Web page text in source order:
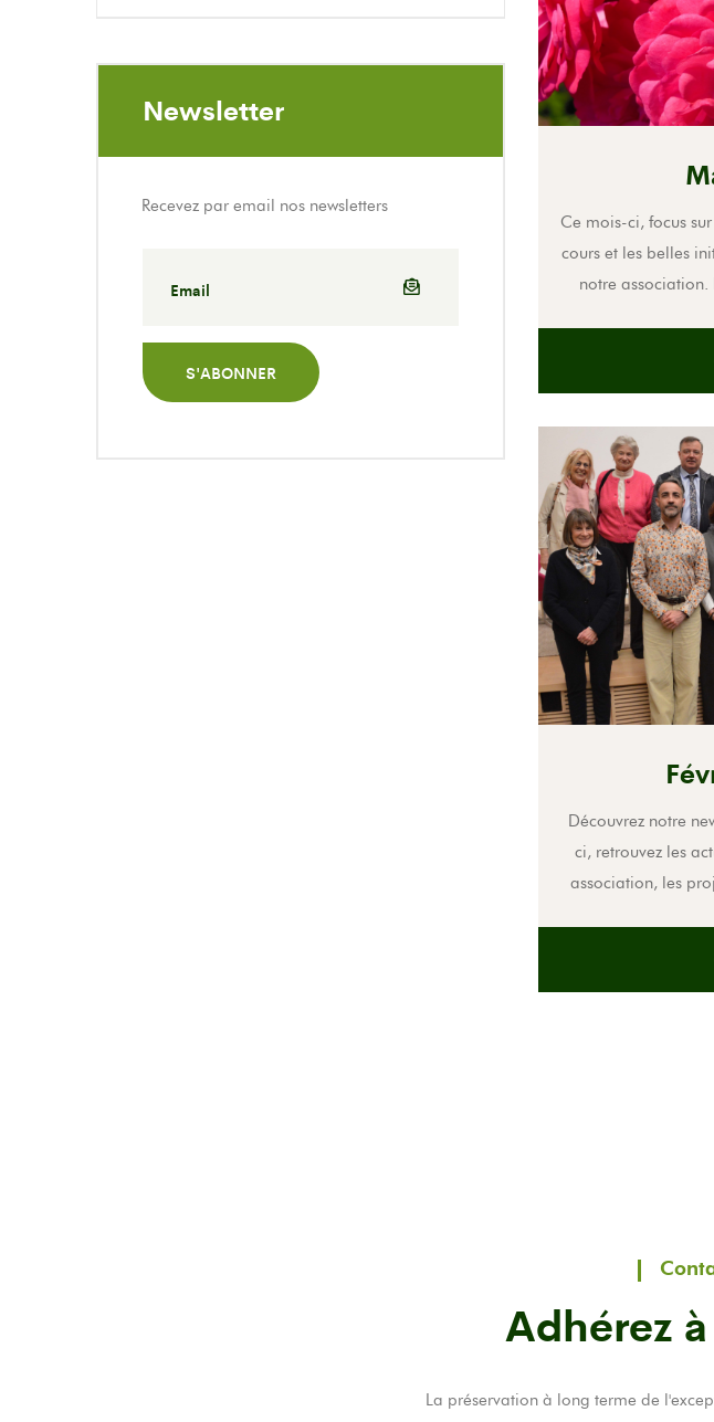
Newsletter
Recevez par email nos newsletters
S'ABONNER
Ce mois-ci, focus
cours et les belles
notre association.
Découvrez notre
ci, retrouvez les
association, les
Adhérez
La préservation à long terme de